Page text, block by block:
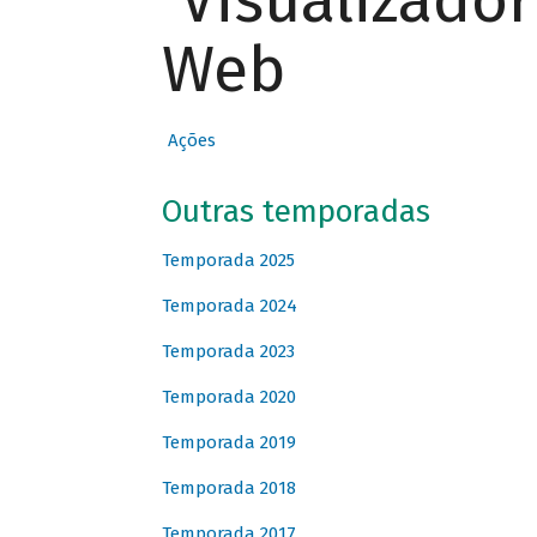
Web
Ações
Outras temporadas
Temporada 2025
Temporada 2024
Temporada 2023
Temporada 2020
Temporada 2019
Temporada 2018